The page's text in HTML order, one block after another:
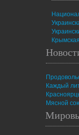
Каждый
Мясной